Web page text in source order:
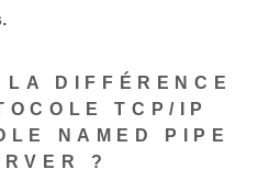
DIFFÉRENCE
TCP/IP
NAMED PIPE
?